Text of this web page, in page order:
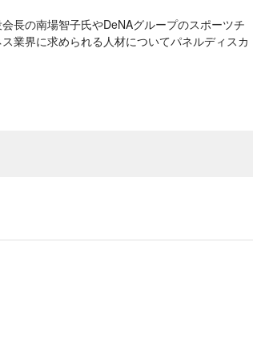
長の南場智子氏やDeNAグループのスポーツチ
業界に求められる人材についてパネルディスカ